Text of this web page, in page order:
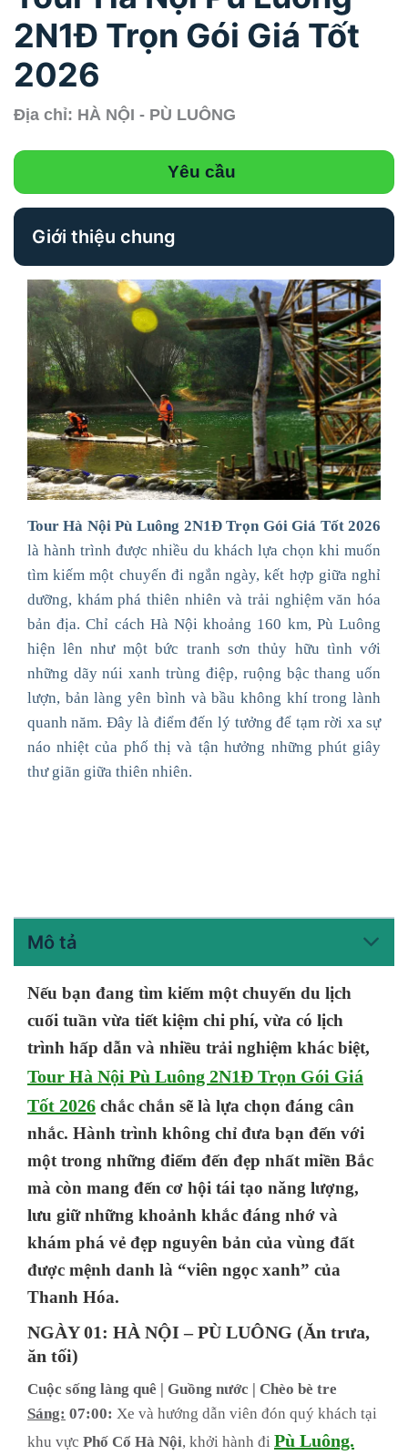
2N1Đ Trọn Gói Giá Tốt
2026
Địa chỉ: HÀ NỘI - PÙ LUÔNG
Yêu cầu
Giới thiệu chung
Tour Hà Nội Pù Luông 2N1Đ Trọn Gói Giá Tốt 2026
là hành trình được nhiều du khách lựa chọn khi muốn
tìm kiếm một chuyến đi ngắn ngày, kết hợp giữa nghỉ
dưỡng, khám phá thiên nhiên và trải nghiệm văn hóa
bản địa. Chỉ cách Hà Nội khoảng 160 km, Pù Luông
hiện lên như một bức tranh sơn thủy hữu tình với
những dãy núi xanh trùng điệp, ruộng bậc thang uốn
lượn, bản làng yên bình và bầu không khí trong lành
quanh năm. Đây là điểm đến lý tưởng để tạm rời xa sự
náo nhiệt của phố thị và tận hưởng những phút giây
thư giãn giữa thiên nhiên.
Mô tả
Nếu bạn đang tìm kiếm một chuyến du lịch
cuối tuần vừa tiết kiệm chi phí, vừa có lịch
trình hấp dẫn và nhiều trải nghiệm khác biệt,
Tour Hà Nội Pù Luông 2N1Đ Trọn Gói Giá
Tốt 2026 chắc chắn sẽ là lựa chọn đáng cân
nhắc. Hành trình không chỉ đưa bạn đến với
một trong những điểm đến đẹp nhất miền Bắc
mà còn mang đến cơ hội tái tạo năng lượng,
lưu giữ những khoảnh khắc đáng nhớ và
khám phá vẻ đẹp nguyên bản của vùng đất
được mệnh danh là “viên ngọc xanh” của
Thanh Hóa.
NGÀY 01: HÀ NỘI – PÙ LUÔNG (Ăn trưa,
ăn tối)
Cuộc sống làng quê | Guồng nước | Chèo bè tre
Sáng: 07:00: Xe và hướng dẫn viên đón quý khách tại
khu vực Phố Cổ Hà Nội, khởi hành đi Pù Luông.